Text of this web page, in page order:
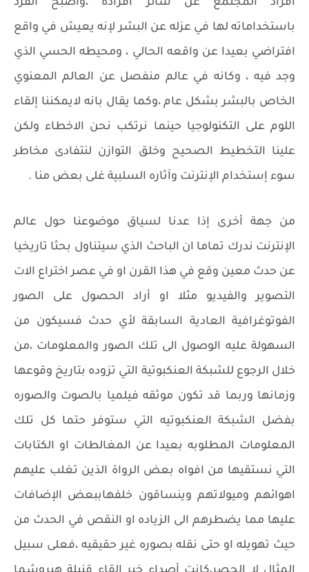
أفراد المجتمع عن سائر أفراده ،واصبح الفرد
باستخداماته لها في عزله عن البشر لإنه يعيش في واقع
افتراضي بعيدا عن واقعه الحالي ، ومحيطه الحسي الذي
وجد فيه ، وكانه في عالم منفصل عن العالم المعنوي
الخاص بالبشر بشكل عام ،وكما يقال بانه لايمكننا إلقاء
اللوم على التكنولوجيا حينما نرتكب نحن الاخطاء ولكن
علينا التخطيط الصحيح وخلق التوازن لنتفادى مخاطر
سوء إستخدام الإنترنت وآثاره السلبية غلى بعض منا .
من جهة أخرى إذا عدنا لسياق موضوعنا حول عالم
الإنترنت ندرك تماما ان الباحث الذي سيتناول بحثا تاريخيا
عن حدث معين وقع في هذا القرن او في عصر اختراع الات
التصوير والفيديو مثلا او أراد الحصول على الصور
الفوتوغرافية العادية السابقة لأي حدث فسيكون من
السهولة عليه الوصول الى تلك الصور والمعلومات ،من
خلال الرجوع للشبكة العنكبوتية التي تزوده بتاريخ وقوعها
وزمانها وربما قد تكون موثقه فيلميا بالصوت والصوره
بفضل الشبكة العنكبوتيه التي ستوفر حتما كل تلك
المعلومات المطلوبه بعيدا عن المغالطات او الكتابات
التي نستقيها من افواه بعض الرواة الذين تغلب عليهم
اهوائهم وميولاتهم وينساقون خلفهاببعض الإضافات
عليها مما يضطرهم الى الزياده او النقص في الحدث من
حيث تهويله او حتى نقله بصوره غير حقيقيه ،فعلى سبيل